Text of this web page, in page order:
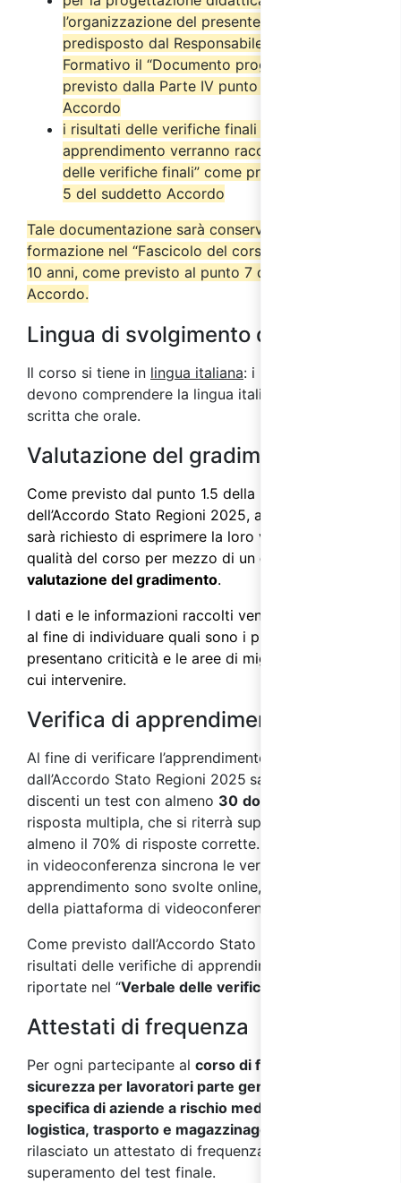
l’organizzazione del presente corso è stato
predisposto dal Responsabile del Progetto
Formativo il “Documento progettuale” come
previsto dalla Parte IV punto 2.6 del suddetto
Accordo
i risultati delle verifiche finali di
apprendimento verranno raccolti nel “Verbale
delle verifiche finali” come previsto dal punto
5 del suddetto Accordo
Tale documentazione sarà conservata dall’ente di
formazione nel “Fascicolo del corso” per almeno
10 anni, come previsto al punto 7 del suddetto
Accordo.
Lingua di svolgimento del corso
Il corso si tiene in lingua italiana: i partecipanti
devono comprendere la lingua italiana sia in forma
scritta che orale.
Valutazione del gradimento
Come previsto dal punto 1.5 della parte IV
dell’Accordo Stato Regioni 2025, ai partecipanti
sarà richiesto di esprimere la loro valutazione sulla
qualità del corso per mezzo di un questionario di
valutazione del gradimento.
I dati e le informazioni raccolti vengono analizzati
al fine di individuare quali sono i processi che
presentano criticità e le aree di miglioramento su
cui intervenire.
Verifica di apprendimento
Al fine di verificare l’apprendimento, come previsto
dall’Accordo Stato Regioni 2025 sarà sottoposto ai
discenti un test con almeno 30 domande
risposta multipla, che si riterrà superato con
almeno il 70% di risposte corrette. Nei corsi svolti
in videoconferenza sincrona le verifiche di
apprendimento sono svolte online, per mezzo
della piattaforma di videoconferenza.
Come previsto dall’Accordo Stato Regioni 2025, i
risultati delle verifiche di apprendimento saranno
riportate nel “Verbale delle verifiche finali
Attestati di frequenza
Per ogni partecipante al corso di formazione sulla
sicurezza per lavoratori parte generale+parte
specifica di aziende a rischio medio del settore
logistica, trasporto e magazzinaggio
rilasciato un attestato di frequenza a seguito del
superamento del test finale.